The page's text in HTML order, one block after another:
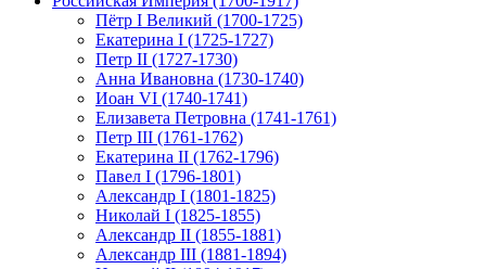
Пётр I Великий (1700-1725)
Екатерина I (1725-1727)
Петр II (1727-1730)
Анна Ивановна (1730-1740)
Иоан VI (1740-1741)
Елизавета Петровна (1741-1761)
Петр III (1761-1762)
Екатерина II (1762-1796)
Павел I (1796-1801)
Александр I (1801-1825)
Николай I (1825-1855)
Александр II (1855-1881)
Александр III (1881-1894)